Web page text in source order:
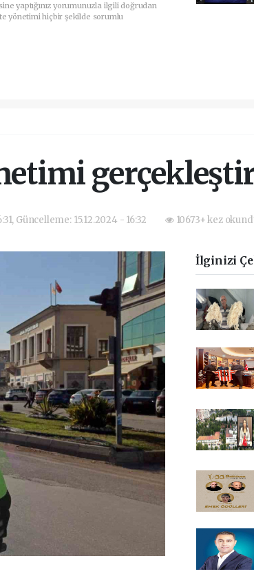
yaptığınız yorumunuzla ilgili doğrudan
yönetimi hiçbir şekilde sorumlu
Güncelleme: 15.12.2024 - 16:32 10673+ kez
İlginizi